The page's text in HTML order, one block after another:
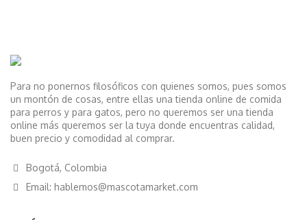
Para no ponernos filosóficos con quienes somos, pues somos
un montón de cosas, entre ellas una tienda online de comida
para perros y para gatos, pero no queremos ser una tienda
online más queremos ser la tuya donde encuentras calidad,
buen precio y comodidad al comprar.
Bogotá, Colombia
Email: hablemos@mascotamarket.com